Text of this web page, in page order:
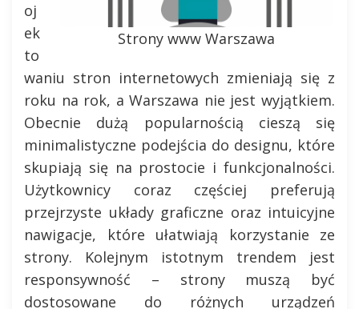
Strony www Warszawa
oj
ek
to
waniu stron internetowych zmieniają się z
roku na rok, a Warszawa nie jest wyjątkiem.
Obecnie dużą popularnością cieszą się
minimalistyczne podejścia do designu, które
skupiają się na prostocie i funkcjonalności.
Użytkownicy coraz częściej preferują
przejrzyste układy graficzne oraz intuicyjne
nawigacje, które ułatwiają korzystanie ze
strony. Kolejnym istotnym trendem jest
responsywność – strony muszą być
dostosowane do różnych urządzeń